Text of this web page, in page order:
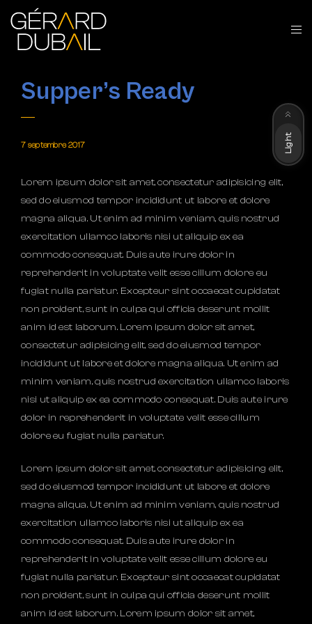
Supper’s Ready
7 septembre 2017
Lorem ipsum dolor sit amet, consectetur adipisicing elit,
sed do eiusmod tempor incididunt ut labore et dolore
magna aliqua. Ut enim ad minim veniam, quis nostrud
exercitation ullamco laboris nisi ut aliquip ex ea
commodo consequat. Duis aute irure dolor in
reprehenderit in voluptate velit esse cillum dolore eu
fugiat nulla pariatur. Excepteur sint occaecat cupidatat
non proident, sunt in culpa qui officia deserunt mollit
anim id est laborum. Lorem ipsum dolor sit amet,
consectetur adipisicing elit, sed do eiusmod tempor
incididunt ut labore et dolore magna aliqua. Ut enim ad
minim veniam, quis nostrud exercitation ullamco laboris
nisi ut aliquip ex ea commodo consequat. Duis aute irure
dolor in reprehenderit in voluptate velit esse cillum
dolore eu fugiat nulla pariatur.
Lorem ipsum dolor sit amet, consectetur adipisicing elit,
sed do eiusmod tempor incididunt ut labore et dolore
magna aliqua. Ut enim ad minim veniam, quis nostrud
exercitation ullamco laboris nisi ut aliquip ex ea
commodo consequat. Duis aute irure dolor in
reprehenderit in voluptate velit esse cillum dolore eu
fugiat nulla pariatur. Excepteur sint occaecat cupidatat
non proident, sunt in culpa qui officia deserunt mollit
anim id est laborum. Lorem ipsum dolor sit amet,
Light
Dark